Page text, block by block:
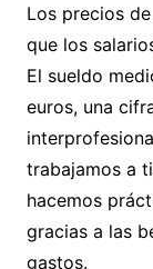
Los precios
que los
El sueldo
euros, una
trabajamos a
hacemos
gracias a las
gastos.